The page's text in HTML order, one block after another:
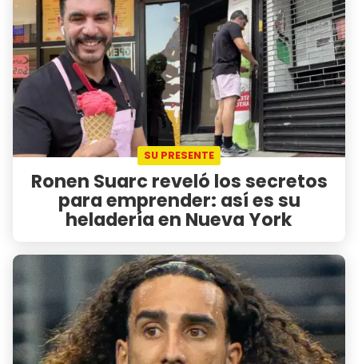
SU PRESENTE
Ronen Suarc reveló los secretos
para emprender: así es su
heladería en Nueva York